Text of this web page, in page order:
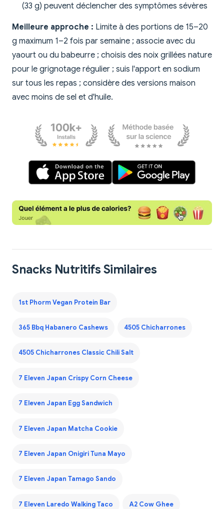
(33 g) peuvent déclencher des symptômes sévères
Meilleure approche : Limite à des portions de 15–20
g maximum 1–2 fois par semaine ; associe avec du
yaourt ou du babeurre ; choisis des noix grillées nature
pour le grignotage régulier ; suis l'apport en sodium
sur tous les repas ; considère des versions maison
avec moins de sel et d'huile.
Snacks Nutritifs Similaires
1st Phorm Vegan Protein Bar
365 Bbq Habanero Cashews 4505 Chicharrones
4505 Chicharrones Classic Chili Salt
7 Eleven Japan Crispy Corn Cheese
7 Eleven Japan Egg Sandwich
7 Eleven Japan Matcha Cookie
7 Eleven Japan Onigiri Tuna Mayo
7 Eleven Japan Tamago Sando
7 Eleven Laredo Walking Taco A2 Cow Ghee